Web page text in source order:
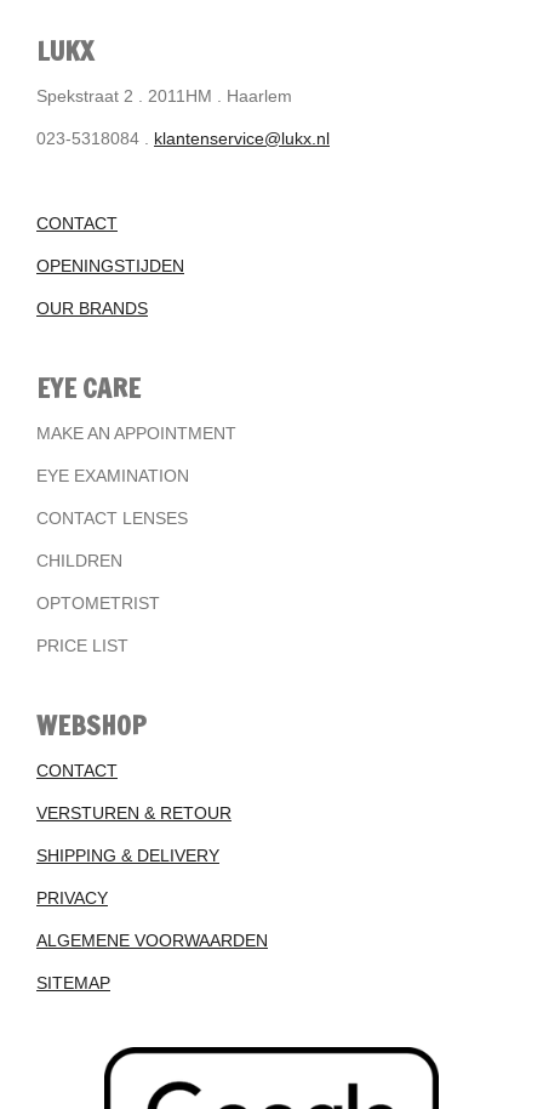
LUKX
Spekstraat 2 . 2011HM . Haarlem
023-5318084 . klantenservice@lukx.nl
CONTACT
OPENINGSTIJDEN
OUR BRANDS
EYE CARE
MAKE AN APPOINTMENT
EYE EXAMINATION
CONTACT LENSES
CHILDREN
OPTOMETRIST
PRICE LIST
WEBSHOP
CONTACT
VERSTUREN & RETOUR
SHIPPING & DELIVERY
PRIVACY
ALGEMENE VOORWAARDEN
SITEMAP